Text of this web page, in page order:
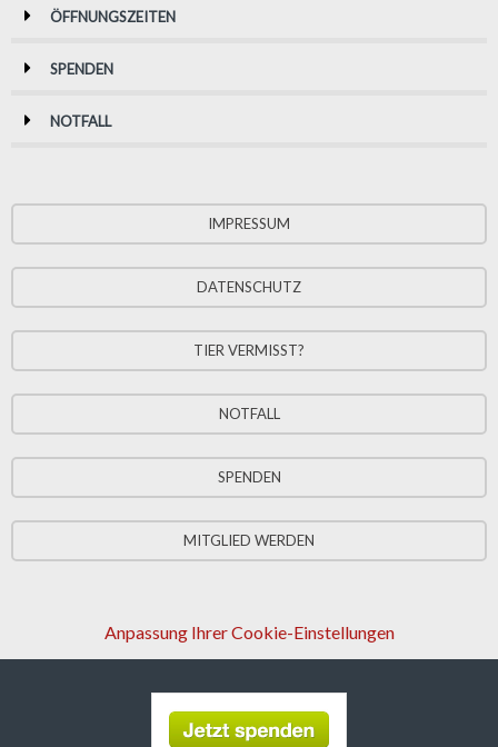
ÖFFNUNGSZEITEN
SPENDEN
NOTFALL
IMPRESSUM
DATENSCHUTZ
TIER VERMISST?
NOTFALL
SPENDEN
MITGLIED WERDEN
Anpassung Ihrer Cookie-Einstellungen